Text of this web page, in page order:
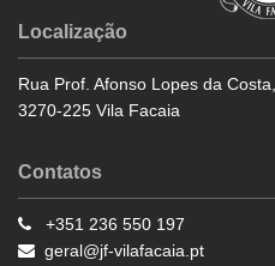
Localização
Rua Prof. Afonso Lopes da
3270-225 Vila Facaia
Contatos
+351 236 550 197
geral@jf-vilafacaia.pt